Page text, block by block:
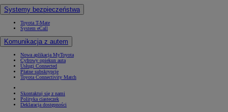
Systemy bezpieczeństwa
Toyota T-Mate
System eCall
Komunikacja z autem
Nowa aplikacja MyToyota
Cyfrowy opiekun auta
Usługi Connected
Płatne subskrypcje
Toyota Connectivity Match
Skontaktuj się z nami
Polityka ciasteczek
Deklaracja dostępności